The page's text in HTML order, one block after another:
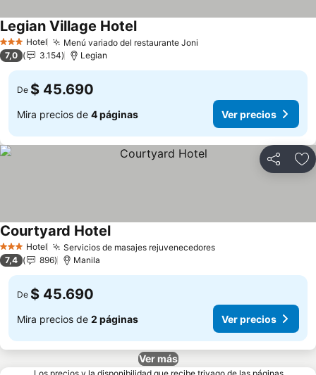
3 Estrellas
Hotel Menú variado del restaurante Joni
Legian Village Hotel
7,0 3.154 Legian
De $ 45.690
Mira precios de 4 páginas Ver precios
Compartir
3 Estrellas
Hotel Servicios de masajes rejuvenecedores
Courtyard Hotel
7,4 896 Manila
De $ 45.690
Mira precios de 2 páginas Ver precios
Ver más